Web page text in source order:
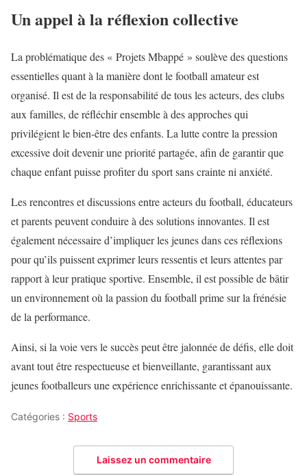
Un appel à la réflexion collective
La problématique des « Projets Mbappé » soulève des questions
essentielles quant à la manière dont le football amateur est
organisé. Il est de la responsabilité de tous les acteurs, des clubs
aux familles, de réfléchir ensemble à des approches qui
privilégient le bien-être des enfants. La lutte contre la pression
excessive doit devenir une priorité partagée, afin de garantir que
chaque enfant puisse profiter du sport sans crainte ni anxiété.
Les rencontres et discussions entre acteurs du football, éducateurs
et parents peuvent conduire à des solutions innovantes. Il est
également nécessaire d’impliquer les jeunes dans ces réflexions
pour qu’ils puissent exprimer leurs ressentis et leurs attentes par
rapport à leur pratique sportive. Ensemble, il est possible de bâtir
un environnement où la passion du football prime sur la frénésie
de la performance.
Ainsi, si la voie vers le succès peut être jalonnée de défis, elle doit
avant tout être respectueuse et bienveillante, garantissant aux
jeunes footballeurs une expérience enrichissante et épanouissante.
Catégories : Sports
Laissez un commentaire